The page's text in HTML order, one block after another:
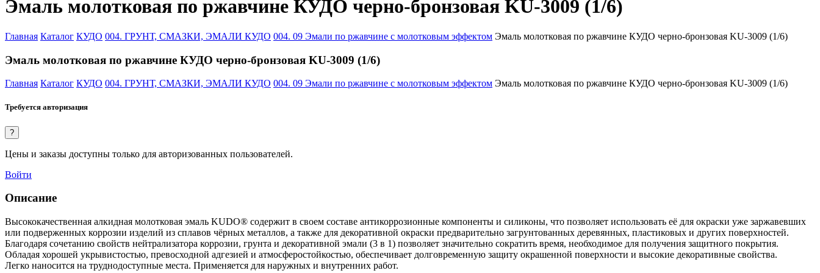
Эмаль молотковая по ржавчине КУДО черно-бронзовая KU-3009 (1/6)
Главная Каталог КУДО 004. ГРУНТ, СМАЗКИ, ЭМАЛИ КУДО 004. 09 Эмали по ржавчине с молотковым эффектом Эмаль молотковая по ржавчине КУДО черно-бронзовая KU-3009 (1/6)
Эмаль молотковая по ржавчине КУДО черно-бронзовая KU-3009 (1/6)
Главная Каталог КУДО 004. ГРУНТ, СМАЗКИ, ЭМАЛИ КУДО 004. 09 Эмали по ржавчине с молотковым эффектом Эмаль молотковая по ржавчине КУДО черно-бронзовая KU-3009 (1/6)
Требуется авторизация
?
Цены и заказы доступны только для авторизованных пользователей.
Войти
Описание
Высококачественная алкидная молотковая эмаль KUDO® содержит в своем составе антикоррозионные компоненты и силиконы, что позволяет использовать её для окраски уже заржавевших
или подверженных коррозии изделий из сплавов чёрных металлов, а также для декоративной окраски предварительно загрунтованных деревянных, пластиковых и других поверхностей.
Благодаря сочетанию свойств нейтрализатора коррозии, грунта и декоративной эмали (3 в 1) позволяет значительно сократить время, необходимое для получения защитного покрытия.
Обладая хорошей укрывистостью, превосходной адгезией и атмосферостойкостью, обеспечивает долговременную защиту окрашенной поверхности и высокие декоративные свойства.
Легко наносится на труднодоступные места. Применяется для наружных и внутренних работ.